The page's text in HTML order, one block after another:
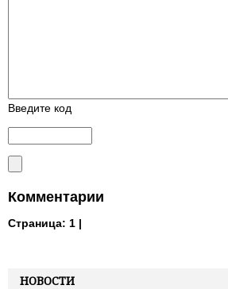
НОВОСТИ
Введите код
Комментарии
Страница: 1 |